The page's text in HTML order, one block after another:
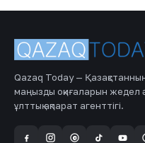
Qazaq Today —
маңызды оқиғаларын жедел
ұлттық ақпарат агенттігі.
@